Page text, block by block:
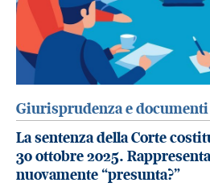
Giurisprudenza e documenti
La sentenza della Corte
30 ottobre 2025.
nuovamente “presunta?”